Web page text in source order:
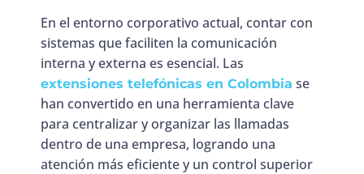
En el entorno corporativo actual, contar con
sistemas que faciliten la comunicación
interna y externa es esencial. Las
extensiones telefónicas en Colombia se
han convertido en una herramienta clave
para centralizar y organizar las llamadas
dentro de una empresa, logrando una
atención más eficiente y un control superior